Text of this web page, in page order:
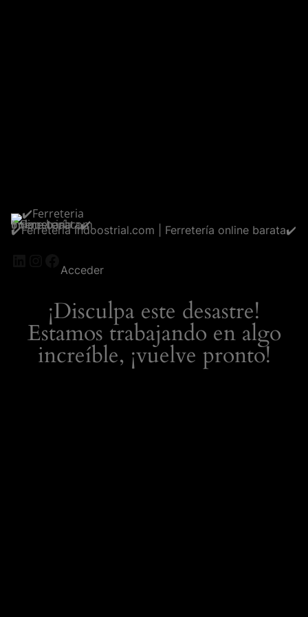
✔️Ferreteria Indoostrial.com | Ferretería online barata✔️
LinkedIn
Instagram
Facebook
Acceder
¡Disculpa este desastre!
Estamos trabajando en algo
increíble, ¡vuelve pronto!